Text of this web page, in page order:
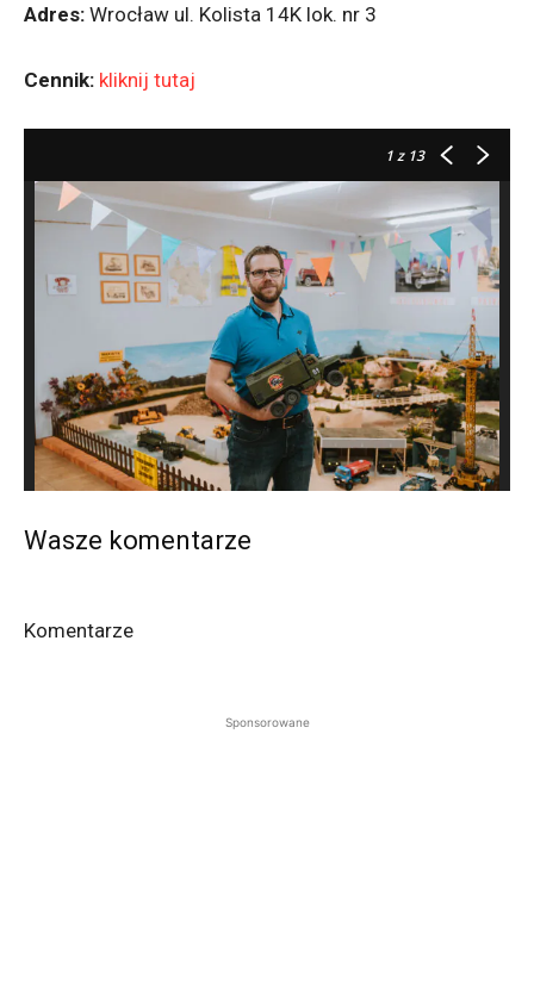
Adres: Wrocław ul. Kolista 14K lok. nr 3
Cennik: kliknij tutaj
1z 13
Wasze komentarze
Komentarze
Sponsorowane